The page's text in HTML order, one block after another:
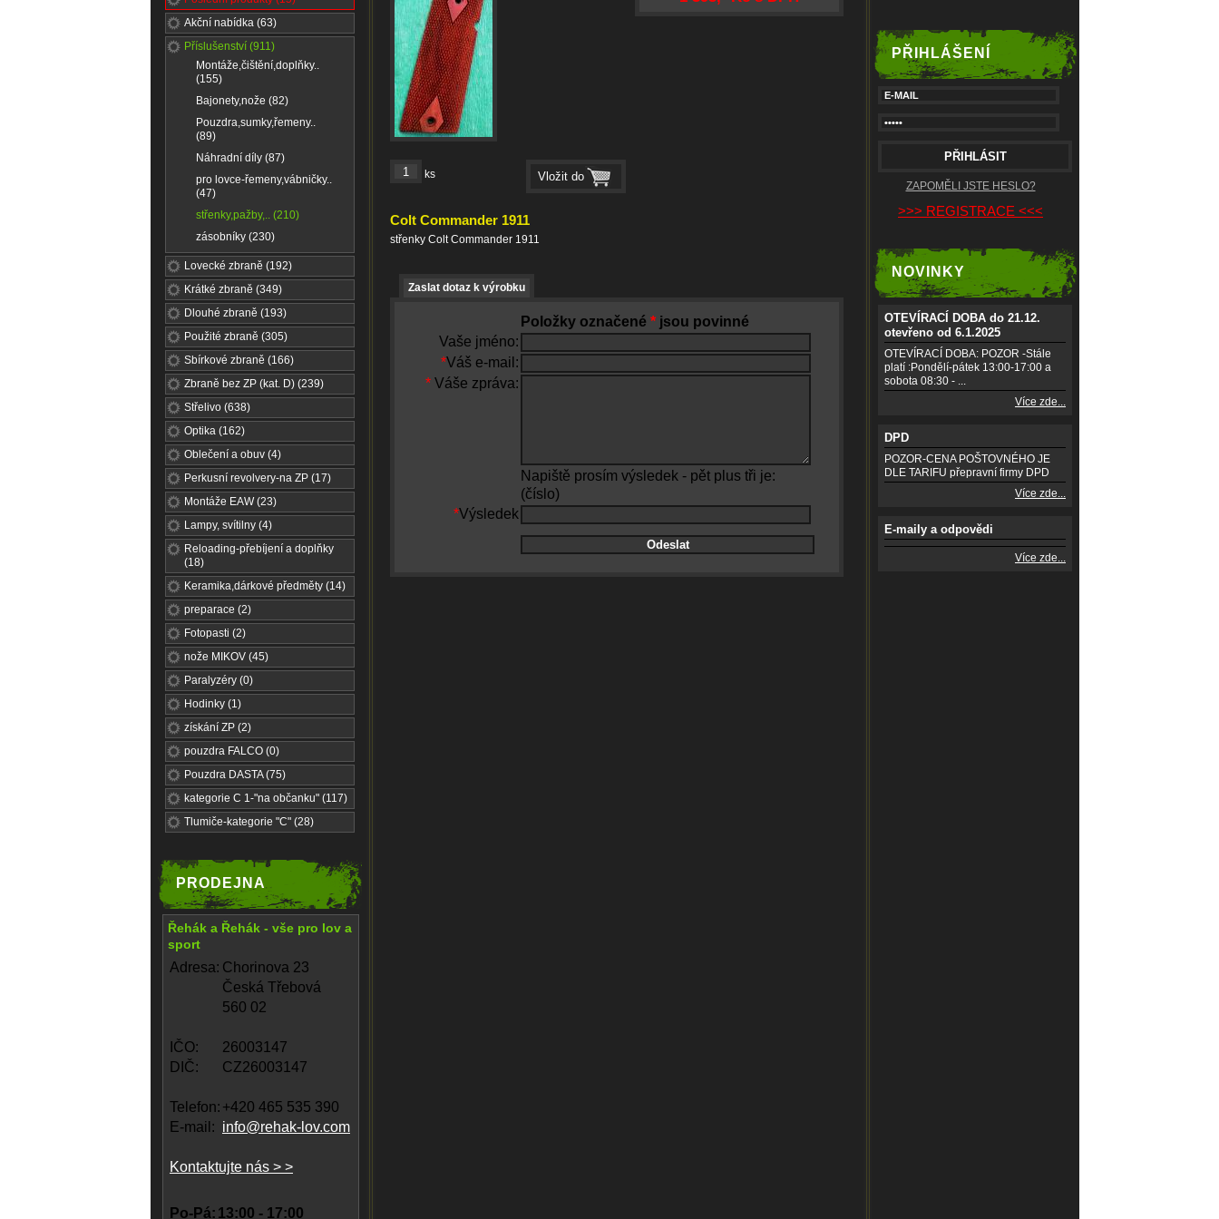
Akční nabídka (63)
Příslušenství (911)
Montáže,čištění,doplňky..
(155)
Bajonety,nože (82)
Pouzdra,sumky,řemeny..
(89)
Náhradní díly (87)
pro lovce-řemeny,vábničky..
(47)
střenky,pažby,.. (210)
zásobníky (230)
Lovecké zbraně (192)
Krátké zbraně (349)
Dlouhé zbraně (193)
Použité zbraně (305)
Sbírkové zbraně (166)
Zbraně bez ZP (kat. D) (239)
Střelivo (638)
Optika (162)
Oblečení a obuv (4)
Perkusní revolvery-na ZP (17)
Montáže EAW (23)
Lampy, svítilny (4)
Reloading-přebíjení a doplňky
(18)
Keramika,dárkové předměty (14)
preparace (2)
Fotopasti (2)
nože MIKOV (45)
Paralyzéry (0)
Hodinky (1)
získání ZP (2)
pouzdra FALCO (0)
Pouzdra DASTA (75)
kategorie C 1-"na občanku" (117)
Tlumiče-kategorie "C" (28)
PRODEJNA
Řehák a Řehák - vše pro lov a
sport
Adresa: Chorinova 23
Česká Třebová
560 02
IČO:
26003147
DIČ:
CZ26003147
Telefon: +420 465 535 390
E-mail: info@rehak-lov.com
Kontaktujte nás > >
Po-Pá: 13:00 - 17:00
ks
Colt Commander 1911
střenky Colt Commander 1911
Zaslat dotaz k výrobku
Položky označené * jsou povinné
Vaše jméno:
*Váš e-mail:
* Váše zpráva:
Napiště prosím výsledek - pět plus tři je:
(číslo)
*Výsledek
PŘIHLÁŠENÍ
ZAPOMĚLI JSTE HESLO?
>>> REGISTRACE <<<
NOVINKY
OTEVÍRACÍ DOBA do 21.12.
otevřeno od 6.1.2025
OTEVÍRACÍ DOBA: POZOR -Stále
platí :Pondělí-pátek 13:00-17:00 a
sobota 08:30 - ...
Více zde...
DPD
POZOR-CENA POŠTOVNÉHO JE
DLE TARIFU přepravní firmy DPD
Více zde...
E-maily a odpovědi
Více zde...